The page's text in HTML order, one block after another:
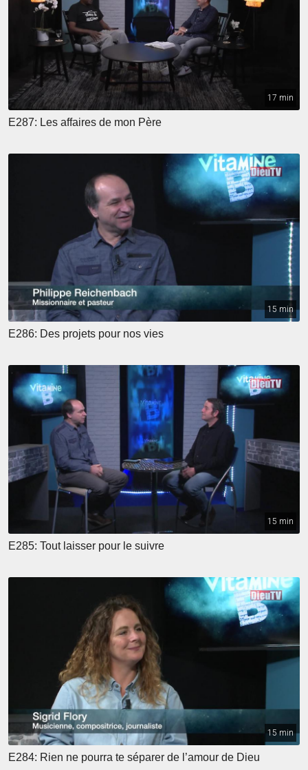
17 min
E287: Les affaires de mon Père
15 min
E286: Des projets pour nos vies
15 min
E285: Tout laisser pour le suivre
15 min
E284: Rien ne pourra te séparer de l’amour de Dieu